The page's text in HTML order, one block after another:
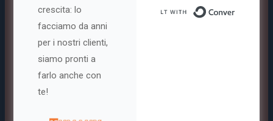
crescita: lo
facciamo da anni
per i nostri clienti,
siamo pronti a
farlo anche con
te!
Built with